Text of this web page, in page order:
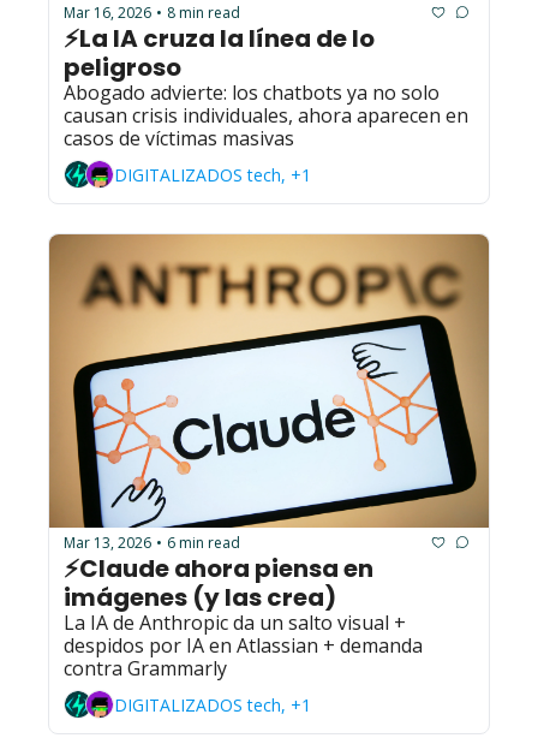
Mar 16, 2026 • 8 min read
⚡La IA cruza la línea de lo
peligroso
Abogado advierte: los chatbots ya no solo
causan crisis individuales, ahora aparecen en
casos de víctimas masivas
DIGITALIZADOS tech, +1
Mar 13, 2026 • 6 min read
⚡Claude ahora piensa en
imágenes (y las crea)
La IA de Anthropic da un salto visual +
despidos por IA en Atlassian + demanda
contra Grammarly
DIGITALIZADOS tech, +1